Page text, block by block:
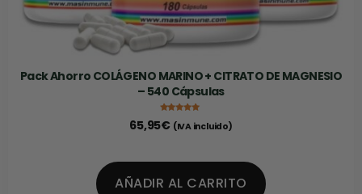
Pack Ahorro COLÁGENO MARINO + CITRATO DE MAGNESIO
– 540 Cápsulas
5.00de 5
65,95€ (IVA incluido)
AÑADIR AL CARRITO